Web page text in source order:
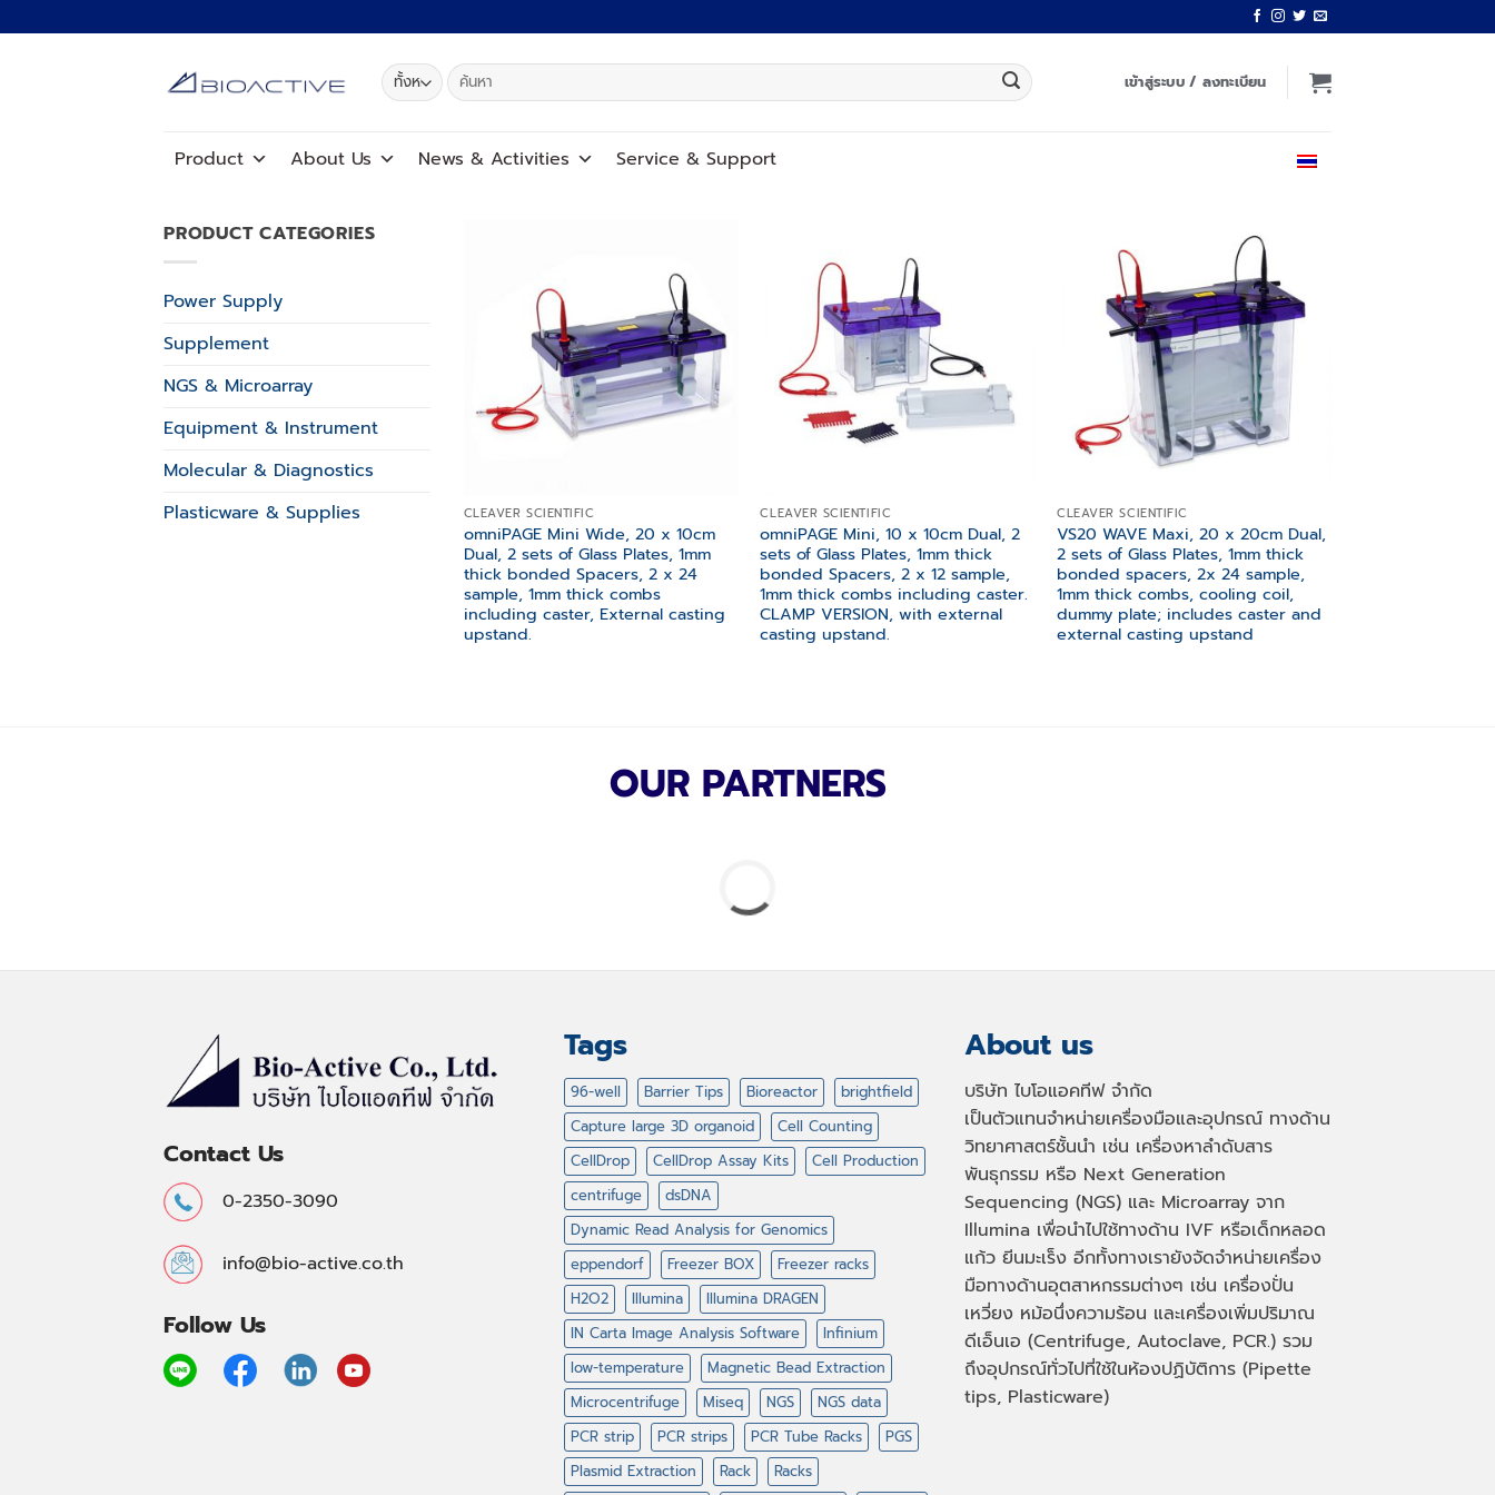
ไป
ค้นหา: เข้าสู่ระบบ / ลงทะเบียน
Product About Us News & Activities Service & Support
PRODUCT CATEGORIES
Power Supply
Supplement
NGS & Microarray
Equipment & Instrument
Molecular & Diagnostics
Plasticware & Supplies
Add to
wishlist
CLEAVER SCIENTIFIC
omniPAGE Mini Wide, 20 x 10cm
Dual, 2 sets of Glass Plates, 1mm
thick bonded Spacers, 2 x 24
sample, 1mm thick combs
including caster, External casting
upstand.
CLEAVER SCIENTIFIC
omniPAGE Mini, 10 x 10cm Dual, 2
sets of Glass Plates, 1mm thick
bonded Spacers, 2 x 12 sample,
1mm thick combs including caster.
CLAMP VERSION, with external
casting upstand.
Add to
wishlist
CLEAVER SCIENTIFIC
VS20 WAVE Maxi, 20 x 20cm Dual,
2 sets of Glass Plates, 1mm thick
bonded spacers, 2x 24 sample,
1mm thick combs, cooling coil,
dummy plate; includes caster and
external casting upstand
OUR PARTNERS
Contact Us
0-2350-3090
info@bio-active.co.th
Follow Us
Tags
96-well Barrier Tips Bioreactor
brightfield
Capture large 3D organoid
Cell Counting
CellDrop
CellDrop Assay Kits
Cell Production
centrifuge
dsDNA
Dynamic Read Analysis for Genomics
eppendorf
Freezer BOX
Freezer racks
H2O2
Illumina
Illumina DRAGEN
IN Carta Image Analysis Software
Infinium
low-temperature
Magnetic Bead Extraction
Microcentrifuge
Miseq NGS
NGS data
PCR strip
PCR strips PCR Tube Racks
PGS
Plasmid Extraction
Rack
Racks
About us
บริษัท ไบโอแอคทีฟ จำกัด
เป็นตัวแทนจำหน่ายเครื่องมือและอุปกรณ์ ทางด้าน
วิทยาศาสตร์ชั้นนำ เช่น เครื่องหาลำดับสาร
พันธุกรรม หรือ Next Generation
Sequencing (NGS) และ Microarray จาก
Illumina เพื่อนำไปใช้ทางด้าน IVF หรือเด็กหลอด
แก้ว ยีนมะเร็ง อีกทั้งทางเรายังจัดจำหน่ายเครื่อง
มือทางด้านอุตสาหกรรมต่างๆ เช่น เครื่องปั่น
เหวี่ยง หม้อนึ่งความร้อน และเครื่องเพิ่มปริมาณ
ดีเอ็นเอ (Centrifuge, Autoclave, PCR.) รวม
ถึงอุปกรณ์ทั่วไปที่ใช้ในห้องปฏิบัติการ (Pipette
tips, Plasticware)